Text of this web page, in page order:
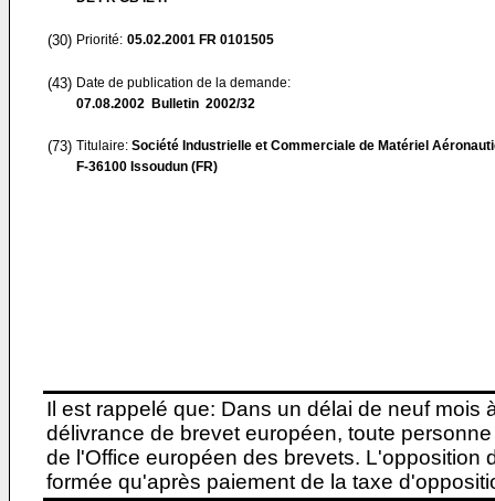
(30) Priorité: 05.02.2001 FR 0101505
(43) Date de publication de la demande:
07.08.2002 Bulletin 2002/32
(73) Titulaire: Société Industrielle et Commerciale de Matériel
F-36100 Issoudun (FR)
Il est rappelé que: Dans un délai de neuf
délivrance de brevet européen, toute
de l'Office européen des brevets. L'opposition
formée qu'après paiement de la taxe